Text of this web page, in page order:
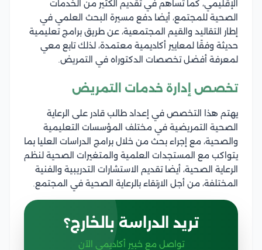
الإقليمي، كما تساهم في تقديم الكثير من الخدمات
الصحية للمجتمع، أيضا دفع مسيرة البحث العلمي في
إطار التقاليد والقيم المجتمعية، عن طريق برامج تعليمية
حديثة وفقًا لمعايير أكاديمية معتمدة، لذلك تابع معي
لمعرفة أفضل تخصصات الدكتوراه في التمريض.
تخصص إدارة خدمات التمريض
يهتم هذا التخصص في إعداد طالب قادر على الرعاية
الصحية التمريضية في مختلف المؤسسات التعليمية
والصحية، مع إجراء بحث من خلال برامج الدراسات العليا بما
يتواكب مع المستجدات العلمية والمتغيرات الصحية لنظم
الرعاية الصحية، أيضا تقديم الاستشارات التدريبية والفنية
المختلفة، من أجل الارتقاء بالرعاية الصحية في المجتمع.
تريد الدراسة بالخارج؟
تواصل مع خبير أكاديمي الآن